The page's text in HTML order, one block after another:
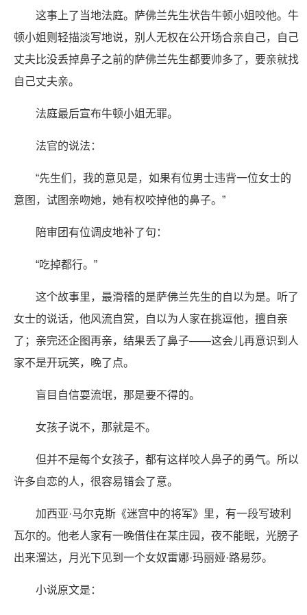
这事上了当地法庭。萨佛兰先生状告牛顿小姐咬他。牛
顿小姐则轻描淡写地说，别人无权在公开场合亲自己，自己
丈夫比没丢掉鼻子之前的萨佛兰先生都要帅多了，要亲就找
自己丈夫亲。
法庭最后宣布牛顿小姐无罪。
法官的说法：
“先生们，我的意见是，如果有位男士违背一位女士的
意图，试图亲吻她，她有权咬掉他的鼻子。”
陪审团有位调皮地补了句：
“吃掉都行。”
这个故事里，最滑稽的是萨佛兰先生的自以为是。听了
女士的说话，他风流自赏，自以为人家在挑逗他，擅自亲
了；亲完还企图再亲，结果丢了鼻子——这会儿再意识到人
家不是开玩笑，晚了点。
盲目自信耍流氓，那是要不得的。
女孩子说不，那就是不。
但并不是每个女孩子，都有这样咬人鼻子的勇气。所以
许多自恋的人，很容易错会了意。
加西亚·马尔克斯《迷宫中的将军》里，有一段写玻利
瓦尔的。他老人家有一晚借住在某庄园，夜不能眠，光膀子
出来溜达，月光下见到一个女奴雷娜·玛丽娅·路易莎。
小说原文是：